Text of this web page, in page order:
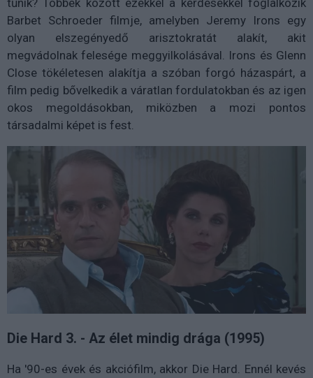
Barbet Schroeder filmje, amelyben Jeremy Irons egy
olyan elszegényedő arisztokratát alakít, akit
megvádolnak felesége meggyilkolásával. Irons és Glenn
Close tökéletesen alakítja a szóban forgó házaspárt, a
film pedig bővelkedik a váratlan fordulatokban és az igen
okos megoldásokban, miközben a mozi pontos
társadalmi képet is fest.
Die Hard 3. - Az élet mindig drága (1995)
Ha '90-es évek és akciófilm, akkor Die Hard. Ennél kevés